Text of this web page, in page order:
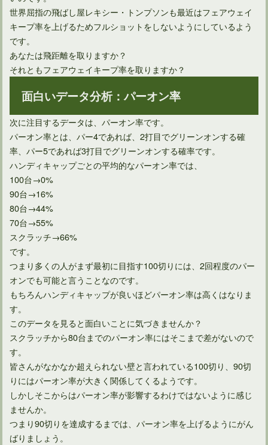
男子プロゴルファーにとって過酷な試合QTトーナメントとは
ゴルフ場で2ラウンド分を楽しむのに必要なのは何時間？
世界屈指の飛ばし屋レキシー・トンプソンも最近はフェアウェイ
キープ率を上げるためフルショットをしないようにしているよう
です。
あなたは飛距離を取りますか？
それともフェアウェイキープ率を取りますか？
面白いデータ分析：パーオン率
次に注目するデータは、パーオン率です。
パーオン率とは、パー4であれば、2打目でグリーンオンする確
率、パー5であれば3打目でグリーンオンする確率です。
ハンディキャップごとの平均的なパーオン率では、
100台→0%
90台→16%
80台→44%
70台→55%
スクラッチ→66%
です。
つまり多くの人がまず最初に目指す100切りには、2回程度のパー
オンでも可能と言うことなのです。
もちろんハンディキャップが良いほどパーオン率は高くはなりま
す。
このデータを見ると面白いことに気づきませんか？
スクラッチから80台までのパーオン率にはそこまで差がないので
す。
皆さんがなかなか超えられない壁と言われている100切り、90切
りにはパーオン率が大きく関係してくるようです。
しかしそこからはパーオン率が影響するわけではないように感じ
ませんか。
つまり90切りを達成するまでは、パーオン率を上げるようにがん
ばりましょう。